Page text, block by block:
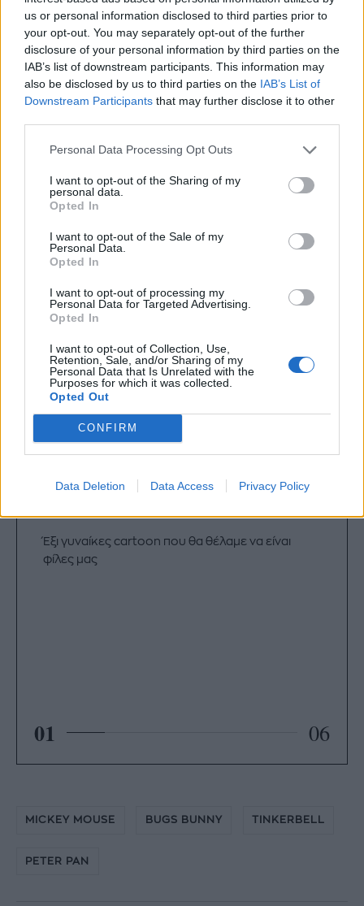
us or personal information disclosed to third parties prior to
your opt-out. You may separately opt-out of the further
disclosure of your personal information by third parties on the
IAB’s list of downstream participants. This information may
also be disclosed by us to third parties on the IAB’s List of
Downstream Participants that may further disclose it to other
Personal Data Processing Opt Outs
I want to opt-out of the Sharing of my
personal data.
Opted In
I want to opt-out of the Sale of my
Personal Data.
Opted In
I want to opt-out of processing my
Personal Data for Targeted Advertising.
Opted In
I want to opt-out of Collection, Use,
Retention, Sale, and/or Sharing of my
Personal Data that Is Unrelated with the
Purposes for which it was collected.
Opted Out
CONFIRM
Data Deletion Data Access Privacy Policy
Έξι γυναίκες cartoon που θα θέλαμε να είναι
φίλες μας
01 06
MICKEY MOUSE BUGS BUNNY TINKERBELL
PETER PAN